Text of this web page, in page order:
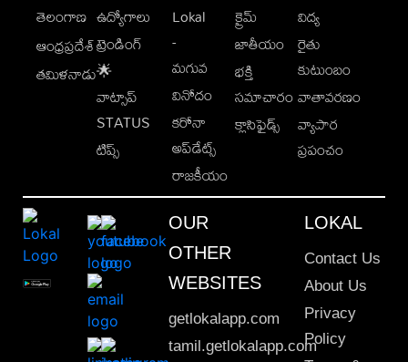
తెలంగాణ
ఆంధ్రప్రదేశ్
తమిళనాడు
ఉద్యోగాలు
ట్రెండింగ్
🌟
వాట్సాప్
STATUS
టిప్స్
Lokal
-
మగువ
వినోదం
కరోనా
అప్‌డేట్స్
రాజకీయం
క్రైమ్
జాతీయం
భక్తి
సమాచారం
క్లాసిఫైడ్స్
విద్య
రైతు
కుటుంబం
వాతావరణం
వ్యాపార
ప్రపంచం
OUR
OTHER
WEBSITES
getlokalapp.com
tamil.getlokalapp.com
LOKAL
Contact Us
About Us
Privacy
Policy